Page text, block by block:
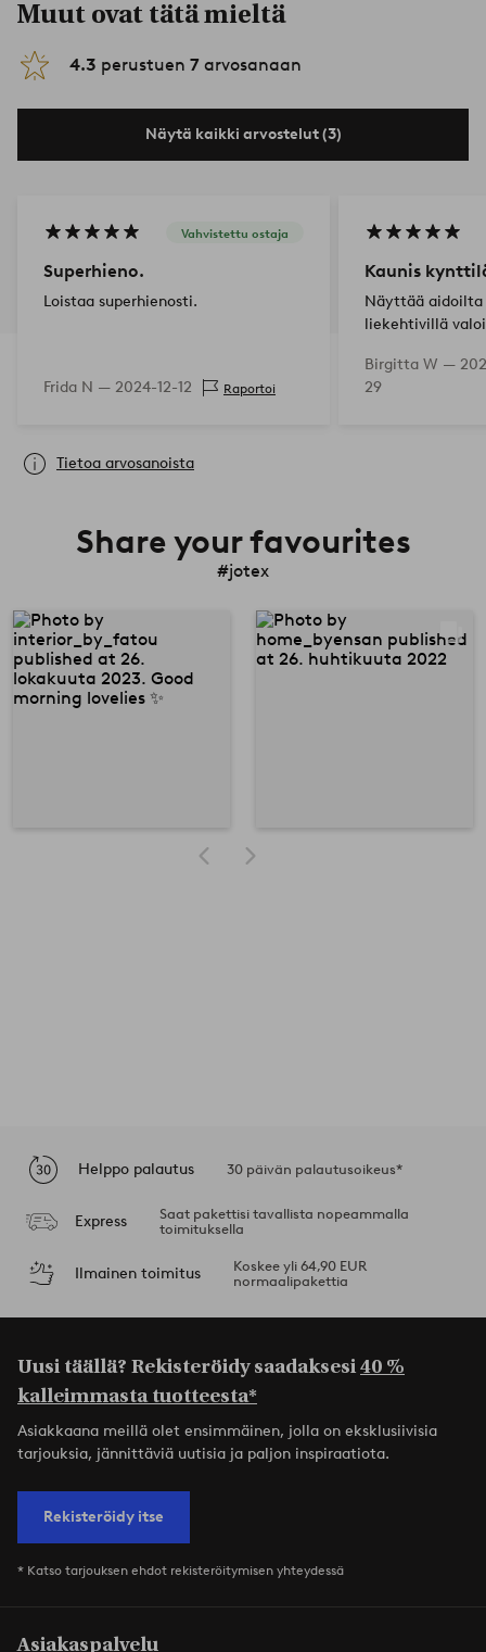
Muut ovat tätä mieltä
4.3 perustuen 7 arvosanaan
Näytä kaikki arvostelut (3)
Vahvistettu ostaja
Superhieno.
Loistaa superhienosti.
Frida N — 2024-12-12 Raportoi
Kaunis
Näyttää
liekehtivillä
Suosittelen
Birgitta W —
29
Tietoa arvosanoista
Share your favourites
#jotex
Helppo palautus 30 päivän palautusoikeus*
Express
Saat pakettisi tavallista nopeammalla
toimituksella
Ilmainen toimitus
Koskee yli 64,90 EUR
normaalipakettia
Uusi täällä? Rekisteröidy saadaksesi40 %
kalleimmasta tuotteesta*
Asiakkaana meillä olet ensimmäinen, jolla on eksklusiivisia
tarjouksia, jännittäviä uutisia ja paljon inspiraatiota.
Rekisteröidy itse
* Katso tarjouksen ehdot rekisteröitymisen yhteydessä
Asiakaspalvelu